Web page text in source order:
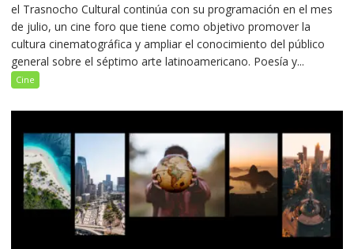
el Trasnocho Cultural continúa con su programación en el mes
de julio, un cine foro que tiene como objetivo promover la
cultura cinematográfica y ampliar el conocimiento del público
general sobre el séptimo arte latinoamericano. Poesía y...
Cine